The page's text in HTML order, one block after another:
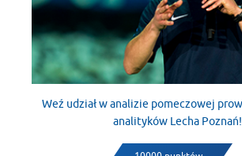
Weź udział w analizie pomeczowej
analityków Lecha Poznań!